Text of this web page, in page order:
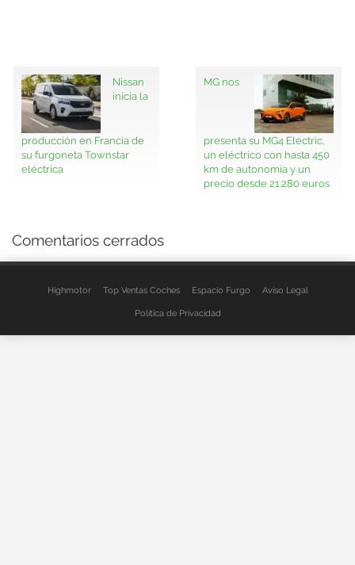
Nissan
inicia la
producción en Francia de
su furgoneta Townstar
eléctrica
MG nos
presenta su MG4 Electric,
un eléctrico con hasta 450
km de autonomía y un
precio desde 21.280 euros
Comentarios cerrados
Highmotor Top Ventas Coches Espacio Furgo Aviso Legal
Política de Privacidad